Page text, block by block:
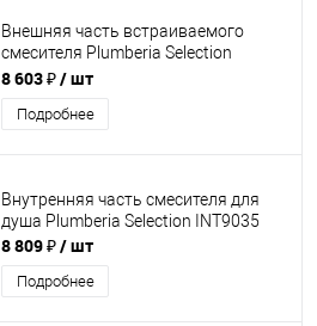
Внешняя часть встраиваемого
смесителя Plumberia Selection
TG1001CR
8 603 ₽/ шт
Подробнее
Внутренняя часть смесителя для
душа Plumberia Selection INT9035
8 809 ₽/ шт
Подробнее